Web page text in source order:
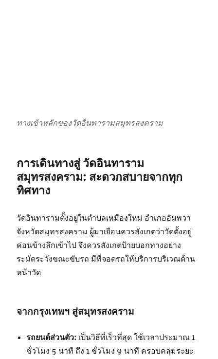
ทางเข้าหลักของวัดอินทารามสมุทรสงคราม
การเดินทางสู่ วัดอินทาราม
สมุทรสงคราม: สะดวกสบายจากทุก
ทิศทาง
วัดอินทารามตั้งอยู่ในตำบลเหมืองใหม่ อำเภออัมพวา
จังหวัดสมุทรสงคราม ผู้มาเยือนควรสังเกตว่าวัดตั้งอยู่
ค่อนข้างลึกเข้าไป จึงควรสังเกตป้ายบอกทางอย่าง
ระมัดระวังขณะขับรถ มีที่จอดรถให้บริการบริเวณด้าน
หน้าวัด
จากกรุงเทพฯ สู่สมุทรสงคราม
รถยนต์ส่วนตัว: เป็นวิธีที่เร็วที่สุด ใช้เวลาประมาณ 1
ชั่วโมง 5 นาที ถึง 1 ชั่วโมง 9 นาที ครอบคลุมระยะ